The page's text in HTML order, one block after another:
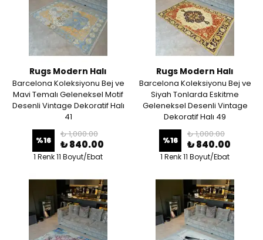
Rugs Modern Halı
Barcelona Koleksiyonu Bej ve
Mavi Temalı Geleneksel Motif
Desenli Vintage Dekoratif Halı
41
%16
₺ 1,000.00
₺ 840.00
1 Renk 11 Boyut/Ebat
Rugs Modern Halı
Barcelona Koleksiyonu Bej ve
Siyah Tonlarda Eskitme
Geleneksel Desenli Vintage
Dekoratif Halı 49
%16
₺ 1,000.00
₺ 840.00
1 Renk 11 Boyut/Ebat